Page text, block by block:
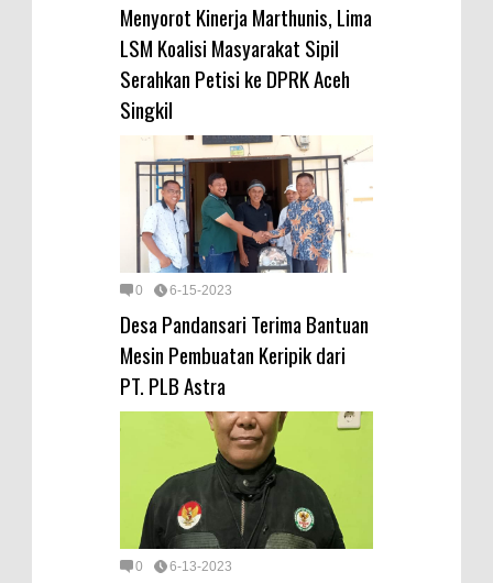
Menyorot Kinerja Marthunis, Lima
LSM Koalisi Masyarakat Sipil
Serahkan Petisi ke DPRK Aceh
Singkil
0 6-15-2023
Desa Pandansari Terima Bantuan
Mesin Pembuatan Keripik dari
PT. PLB Astra
0 6-13-2023